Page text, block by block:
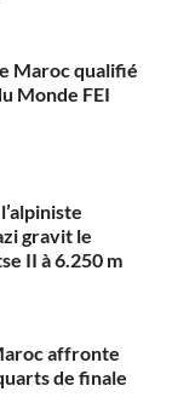
Maroc qualifié
Monde FEI
gravit le
II à 6.250 m
affronte
de finale